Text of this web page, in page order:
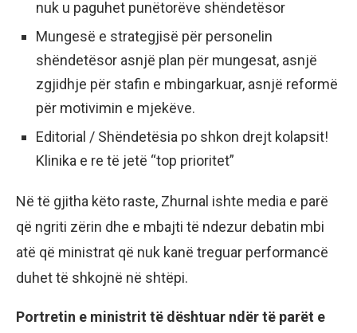
nuk u paguhet punëtorëve shëndetësor
Mungesë e strategjisë për personelin
shëndetësor asnjë plan për mungesat, asnjë
zgjidhje për stafin e mbingarkuar, asnjë reformë
për motivimin e mjekëve.
Editorial / Shëndetësia po shkon drejt kolapsit!
Klinika e re të jetë “top prioritet”
Në të gjitha këto raste, Zhurnal ishte media e parë
që ngriti zërin dhe e mbajti të ndezur debatin mbi
atë që ministrat që nuk kanë treguar performancë
duhet të shkojnë në shtëpi.
Portretin e ministrit të dështuar ndër të parët e